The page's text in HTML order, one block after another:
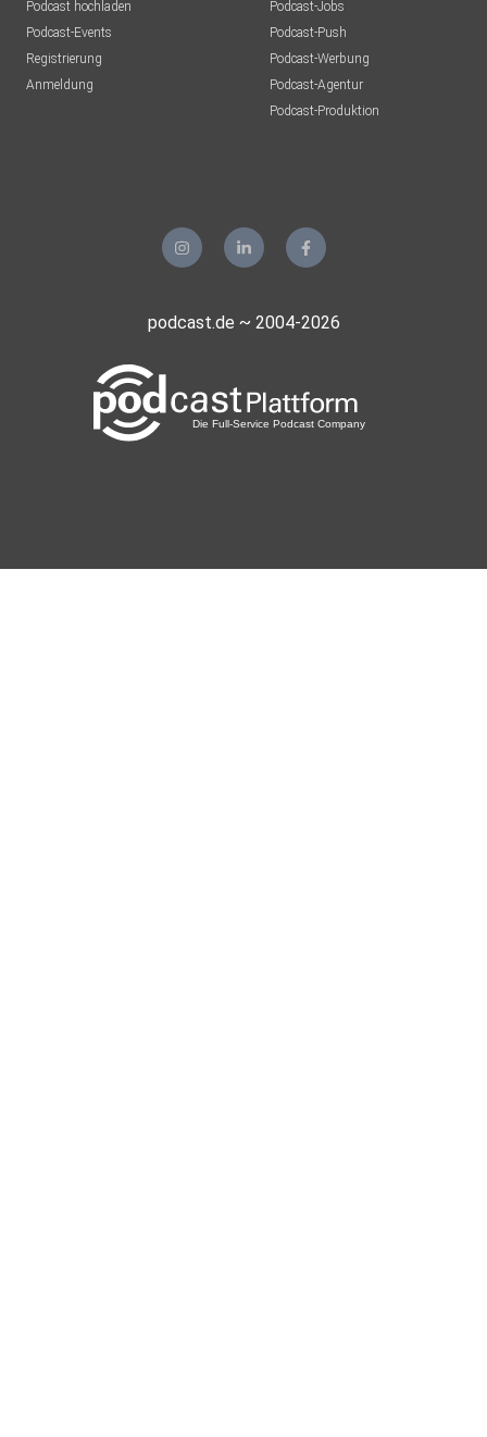
Podcast hochladen
Podcast-Events
Registrierung
Anmeldung
Podcast-Jobs
Podcast-Push
Podcast-Werbung
Podcast-Agentur
Podcast-Produktion
podcast.de ~ 2004-2026